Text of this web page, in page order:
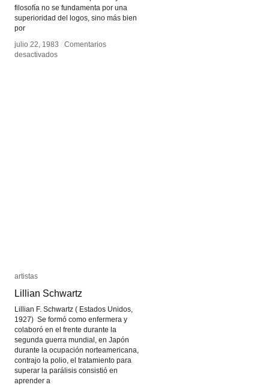
filosofía no se fundamenta por una
superioridad del logos, sino más bien
por
julio 22, 1983 / Comentarios
desactivadosen
julio 22, 1983 / Comentarios
desactivadosen
artistas
Lillian Schwartz
Lillian F. Schwartz ( Estados Unidos,
1927) Se formó como enfermera y
colaboró en el frente durante la
segunda guerra mundial, en Japón
durante la ocupación norteamericana,
contrajo la polio, el tratamiento para
superar la parálisis consistió en
aprender a
artistas
Lillian Schwartz